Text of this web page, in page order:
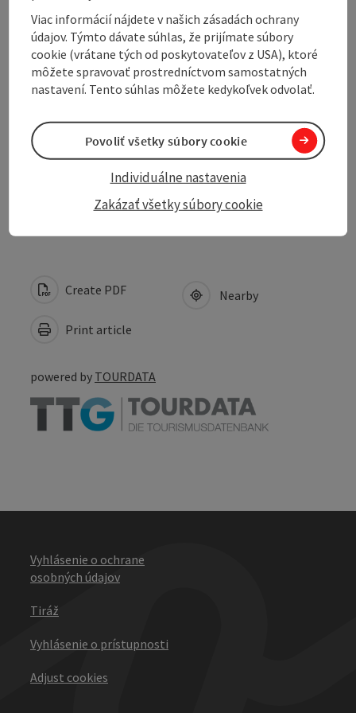
Arrival
Suitability
Accessibility
Discover more
Create PDF
Print article
Nearby
powered by TOURDATA
Vyhlásenie o ochrane
osobných údajov
Tiráž
Vyhlásenie o prístupnosti
Adjust cookies
Viac informácií nájdete v našich zásadách ochrany
údajov. Týmto dávate súhlas, že prijímate súbory
cookie (vrátane tých od poskytovateľov z USA), ktoré
môžete spravovať prostredníctvom samostatných
nastavení. Tento súhlas môžete kedykoľvek odvolať.
Zakázať všetky súbory cookie
Individuálne nastavenia
Povoliť všetky súbory cookie